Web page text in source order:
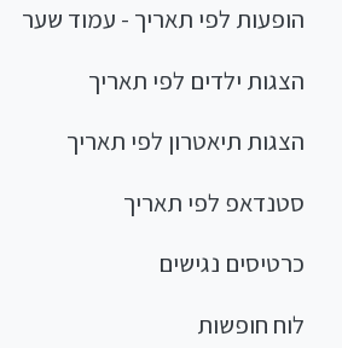
הופעות לפי תאריך - עמוד שער
הצגות ילדים לפי תאריך
הצגות תיאטרון לפי תאריך
סטנדאפ לפי תאריך
כרטיסים נגישים
לוח חופשות